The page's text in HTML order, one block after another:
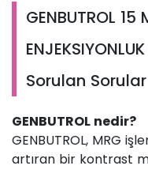
GENBUTROL 15
Sorulan Sorular
GENBUTROL nedir?
GENBUTROL, MRG
artıran bir kontrast